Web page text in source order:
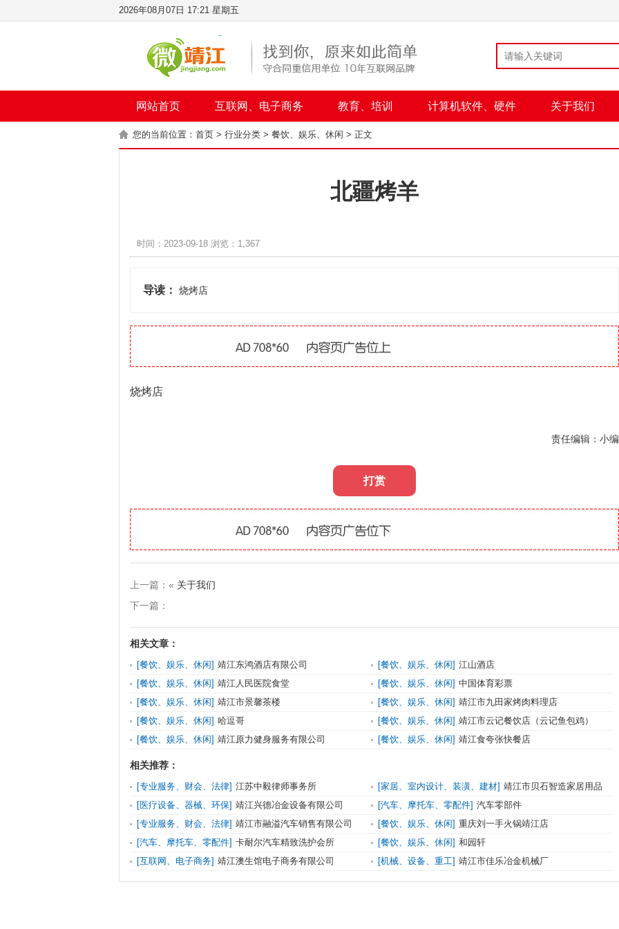
2026年08月07日 17:21 星期五
网站首页 互联网、电子商务 教育、培训 计算机软件、硬件 关于我们
您的当前位置： 首页 > 行业分类 > 餐饮、娱乐、休闲 > 正文
北疆烤羊
时间：2023-09-18 浏览：1,367
导读： 烧烤店
烧烤店
责任编辑：小编
打赏
上一篇：« 关于我们
下一篇：
相关文章：
[餐饮、娱乐、休闲] 靖江东鸿酒店有限公司 [餐饮、娱乐、休闲] 江山酒店
[餐饮、娱乐、休闲] 靖江人民医院食堂 [餐饮、娱乐、休闲] 中国体育彩票
[餐饮、娱乐、休闲] 靖江市景馨茶楼 [餐饮、娱乐、休闲] 靖江市九田家烤肉料理店
[餐饮、娱乐、休闲] 哈逗哥 [餐饮、娱乐、休闲] 靖江市云记餐饮店（云记鱼包鸡）
[餐饮、娱乐、休闲] 靖江原力健身服务有限公司 [餐饮、娱乐、休闲] 靖江食夸张快餐店
相关推荐：
[专业服务、财会、法律] 江苏中毅律师事务所 [家居、室内设计、装潢、建材] 靖江市贝石智造家居用品
有限公司
[医疗设备、器械、环保] 靖江兴德冶金设备有限公司 [汽车、摩托车、零配件] 汽车零部件
[专业服务、财会、法律] 靖江市融溢汽车销售有限公司 [餐饮、娱乐、休闲] 重庆刘一手火锅靖江店
[汽车、摩托车、零配件] 卡耐尔汽车精致洗护会所 [餐饮、娱乐、休闲] 和园轩
[互联网、电子商务] 靖江澳生馆电子商务有限公司 [机械、设备、重工] 靖江市佳乐冶金机械厂